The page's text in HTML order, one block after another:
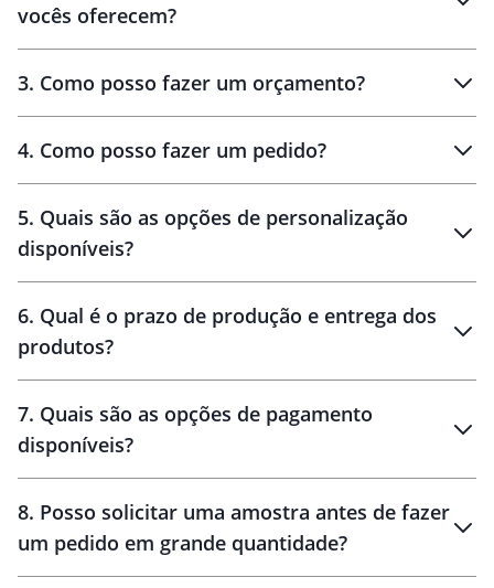
vocês oferecem?
personalizados
3. Como posso fazer um orçamento?
brinde
personalização
4. Como posso fazer um pedido?
amostra virtual
5. Quais são as opções de personalização
disponíveis?
6. Qual é o prazo de produção e entrega dos
produtos?
10 dias
brinde
48 horas
7. Quais são as opções de pagamento
disponíveis?
8. Posso solicitar uma amostra antes de fazer
um pedido em grande quantidade?